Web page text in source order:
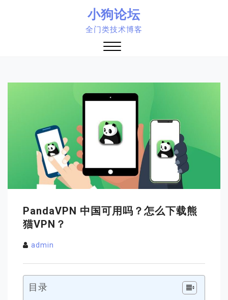
小狗论坛
全门类技术博客
PandaVPN 中国可用吗？怎么下载熊
猫VPN？
admin
目录